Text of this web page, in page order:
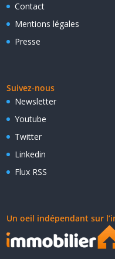
Contact
Mentions légales
Presse
Suivez-nous
Newsletter
Youtube
Twitter
Linkedin
Flux RSS
Un oeil indépendant sur